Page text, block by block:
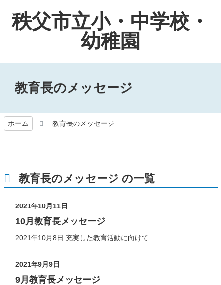
秩父市立小・中学校・
幼稚園
教育長のメッセージ
ホーム 教育長のメッセージ
教育長のメッセージ の一覧
2021年10月11日
10月教育長メッセージ
2021年10月8日 充実した教育活動に向けて
2021年9月9日
9月教育長メッセージ